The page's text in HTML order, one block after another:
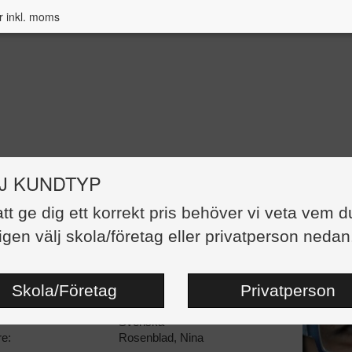
KUNDTYP
ge dig ett korrekt pris behöver vi veta vem
välj skola/företag eller privatperson
Skola/Företag Privatperson
inkl. moms
Kroppen
Häftad
20220919
Svenska
Rosenblad, Nina